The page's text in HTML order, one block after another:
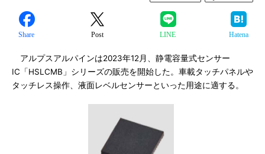
Share Post LINE Hatena
アルプスアルパインは2023年12月、静電容量式センサー
IC「HSLCMB」シリーズの販売を開始した。車載タッチパネルや
タッチレス操作、液面レベルセンサーといった用途に適する。